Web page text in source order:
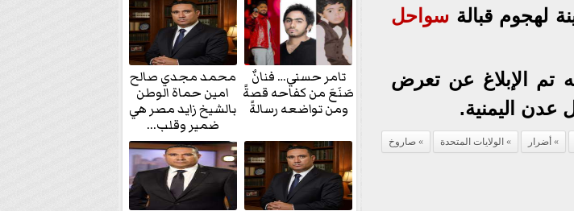
لهجوم قبالة سواحل
تم الإبلاغ عن تعرض
أضرار الولايات المتحدة
صاروخ
تامر حسني… فنانٌ
صَنَعَ من كفاحه قصةً
ومن تواضعه رسالةً
محمد مجدي صالح
امين حماة الوطن
بالشيخ زايد مصر هي
ضمير وقلب...